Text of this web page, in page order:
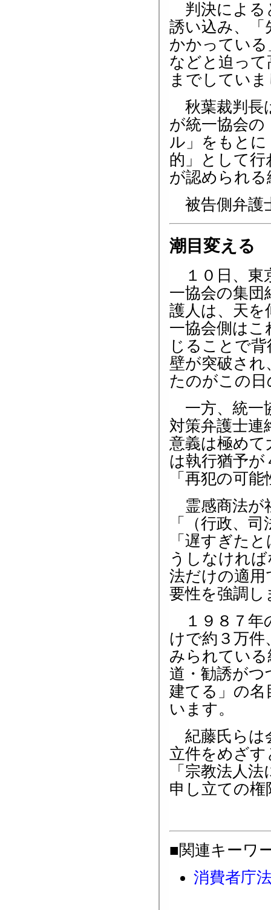
判決による
誘い込み、
かかってい
などと迫っ
までしてい
秋葉裁判長
が統一協会
ル」をもと
的」として
が認められ
被告側弁護
潮目変える
１０日、東
一協会の集団
護人は、天を
一協会側はこ
じることで
壁が突破さ
たのがこの
一方、統一
対策弁護士連
意義は極めて
は執行猶予
「再犯の可
霊感商法が
「（行政、
「遅すぎた
うしなけれ
法だけの適用
要性を強調し
１９８７年
けで約３万件
みられてい
道・勧誘がつ
建てる」の名
います。
紀藤氏らは
立件をめざ
「宗教法人
申し立ての
■関連キーワ
消費者庁